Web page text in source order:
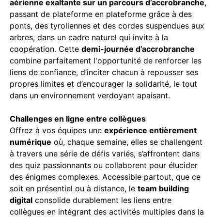
aérienne exaltante sur un parcours d’accrobranche,
passant de plateforme en plateforme grâce à des
ponts, des tyroliennes et des cordes suspendues aux
arbres, dans un cadre naturel qui invite à la
coopération. Cette demi-journée d’accrobranche
combine parfaitement l'opportunité de renforcer les
liens de confiance, d’inciter chacun à repousser ses
propres limites et d’encourager la solidarité, le tout
dans un environnement verdoyant apaisant.
Challenges en ligne entre collègues
Offrez à vos équipes une expérience entièrement
numérique où, chaque semaine, elles se challengent
à travers une série de défis variés, s’affrontent dans
des quiz passionnants ou collaborent pour élucider
des énigmes complexes. Accessible partout, que ce
soit en présentiel ou à distance, le team building
digital consolide durablement les liens entre
collègues en intégrant des activités multiples dans la